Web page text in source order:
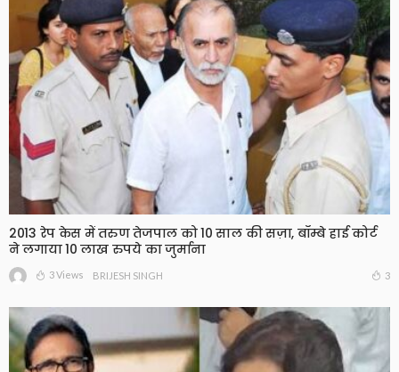
2013 रेप केस में तरुण तेजपाल को 10 साल की सज़ा, बॉम्बे हाई कोर्ट
ने लगाया 10 लाख रुपये का जुर्माना
3 Views BRIJESH SINGH 3